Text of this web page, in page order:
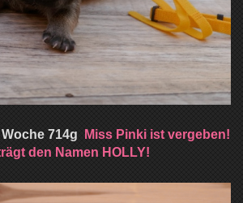
714g
Miss Pinki ist vergeben!
den Namen HOLLY!